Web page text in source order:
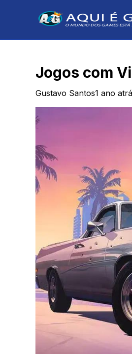
Jogos com
Gustavo Santos1 ano